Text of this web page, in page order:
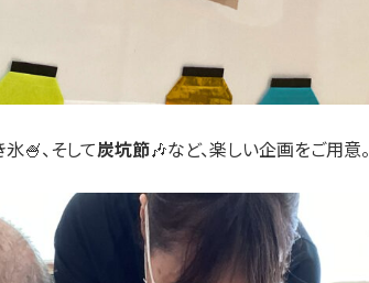
🍧、そして炭坑節🎶など、楽しい企画をご用意。